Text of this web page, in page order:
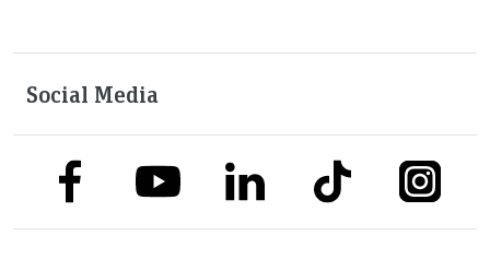
Social Media
link to facebooklink to youtubelink to linkedinlink to tiktok